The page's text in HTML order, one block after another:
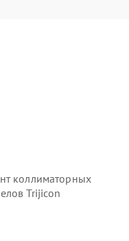
коллиматорных
Trijicon